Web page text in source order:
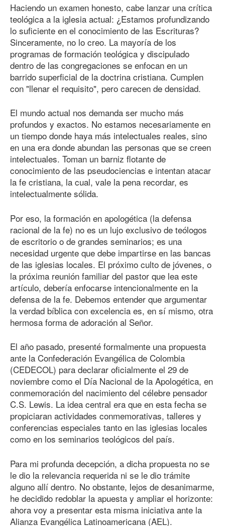
Haciendo un examen honesto, cabe lanzar una crítica
teológica a la iglesia actual: ¿Estamos profundizando
lo suficiente en el conocimiento de las Escrituras?
Sinceramente, no lo creo. La mayoría de los
programas de formación teológica y discipulado
dentro de las congregaciones se enfocan en un
barrido superficial de la doctrina cristiana. Cumplen
con "llenar el requisito", pero carecen de densidad.
El mundo actual nos demanda ser mucho más
profundos y exactos. No estamos necesariamente en
un tiempo donde haya más intelectuales reales, sino
en una era donde abundan las personas que se creen
intelectuales. Toman un barniz flotante de
conocimiento de las pseudociencias e intentan atacar
la fe cristiana, la cual, vale la pena recordar, es
intelectualmente sólida.
Por eso, la formación en apologética (la defensa
racional de la fe) no es un lujo exclusivo de teólogos
de escritorio o de grandes seminarios; es una
necesidad urgente que debe impartirse en las bancas
de las iglesias locales. El próximo culto de jóvenes, o
la próxima reunión familiar del pastor que lea este
artículo, debería enfocarse intencionalmente en la
defensa de la fe. Debemos entender que argumentar
la verdad bíblica con excelencia es, en sí mismo, otra
hermosa forma de adoración al Señor.
El año pasado, presenté formalmente una propuesta
ante la Confederación Evangélica de Colombia
(CEDECOL) para declarar oficialmente el 29 de
noviembre como el Día Nacional de la Apologética, en
conmemoración del nacimiento del célebre pensador
C.S. Lewis. La idea central era que en esta fecha se
propiciaran actividades conmemorativas, talleres y
conferencias especiales tanto en las iglesias locales
como en los seminarios teológicos del país.
Para mi profunda decepción, a dicha propuesta no se
le dio la relevancia requerida ni se le dio trámite
alguno allí dentro. No obstante, lejos de desanimarme,
he decidido redoblar la apuesta y ampliar el horizonte:
ahora voy a presentar esta misma iniciativa ante la
Alianza Evangélica Latinoamericana (AEL).